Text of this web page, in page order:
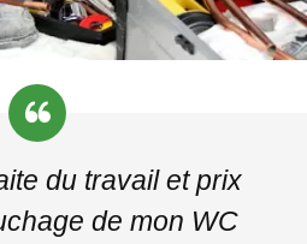
du travail et prix
de mon WC